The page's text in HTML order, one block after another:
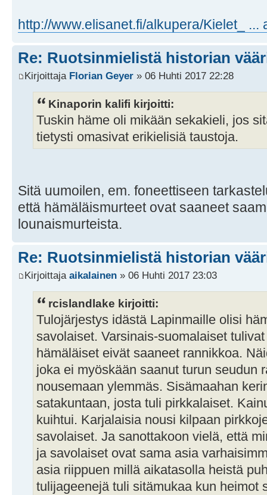
http://www.elisanet.fi/alkupera/Kielet_ ...
Re: Ruotsinmielistä historian
Kirjoittaja Florian Geyer » 06 Huhti 2017 22:28
Kinaporin kalifi kirjoitti:
Tuskin häme oli mikään sekakieli, jos
tietysti omasivat erikielisiä taustoja.
Sitä uumoilen, em. foneettiseen
että hämäläismurteet ovat saaneet
lounaismurteista.
Re: Ruotsinmielistä historian
Kirjoittaja aikalainen » 06 Huhti 2017 23:03
rcislandlake kirjoitti:
Tulojärjestys idästä Lapinmaille olisi
savolaiset. Varsinais-suomalaiset
hämäläiset eivät saaneet rannikkoa.
joka ei myöskään saanut turun seudun
nousemaan ylemmäs. Sisämaahan
satakuntaan, josta tuli pirkkalaiset.
kuihtui. Karjalaisia nousi kilpaan
savolaiset. Ja sanottakoon vielä, että
ja savolaiset ovat sama asia
asia riippuen millä aikatasolla heistä
tulijageenejä tuli sitämukaa kun heimot